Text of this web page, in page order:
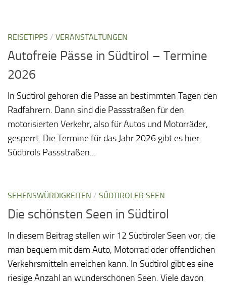
REISETIPPS / VERANSTALTUNGEN
Autofreie Pässe in Südtirol – Termine
2026
In Südtirol gehören die Pässe an bestimmten Tagen den
Radfahrern. Dann sind die Passstraßen für den
motorisierten Verkehr, also für Autos und Motorräder,
gesperrt. Die Termine für das Jahr 2026 gibt es hier.
Südtirols Passstraßen...
SEHENSWÜRDIGKEITEN / SÜDTIROLER SEEN
Die schönsten Seen in Südtirol
In diesem Beitrag stellen wir 12 Südtiroler Seen vor, die
man bequem mit dem Auto, Motorrad oder öffentlichen
Verkehrsmitteln erreichen kann. In Südtirol gibt es eine
riesige Anzahl an wunderschönen Seen. Viele davon